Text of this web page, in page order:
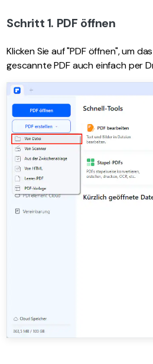
Schritt 1. PDF öffnen
Klicken Sie auf "PDF öffnen", um
gescannte PDF auch einfach per